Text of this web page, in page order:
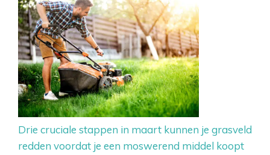
Drie cruciale stappen in maart kunnen je grasveld
redden voordat je een moswerend middel koopt